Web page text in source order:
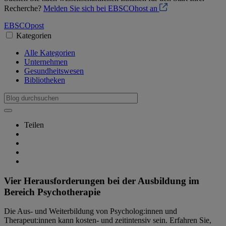
Recherche? Melden Sie sich bei EBSCOhost an
EBSCOpost
Kategorien
Alle Kategorien
Unternehmen
Gesundheitswesen
Bibliotheken
Teilen
Vier Herausforderungen bei der Ausbildung im
Bereich Psychotherapie
Die Aus- und Weiterbildung von Psycholog:innen und
Therapeut:innen kann kosten- und zeitintensiv sein. Erfahren Sie,